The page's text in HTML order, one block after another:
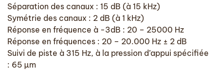
Séparation des canaux : 15 dB (à 15 kHz)
Symétrie des canaux : 2 dB (à 1 kHz)
Réponse en fréquence à -3dB : 20 – 25000 Hz
Réponse en fréquences : 20 – 20.000 Hz ± 2 dB
Suivi de piste à 315 Hz, à la pression d’appui spécifiée
: 65 µm